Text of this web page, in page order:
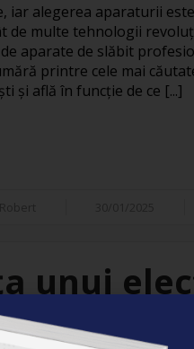
iar alegerea aparaturii
de multe tehnologii
aparate de slăbit
printre cele mai
și află în funcție de ce [...]
unui